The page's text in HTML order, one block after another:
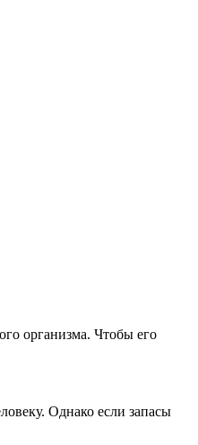
организма. Чтобы его
Однако если запасы